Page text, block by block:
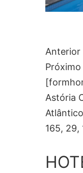
Anterior
Próximo
Astória
165, 29,